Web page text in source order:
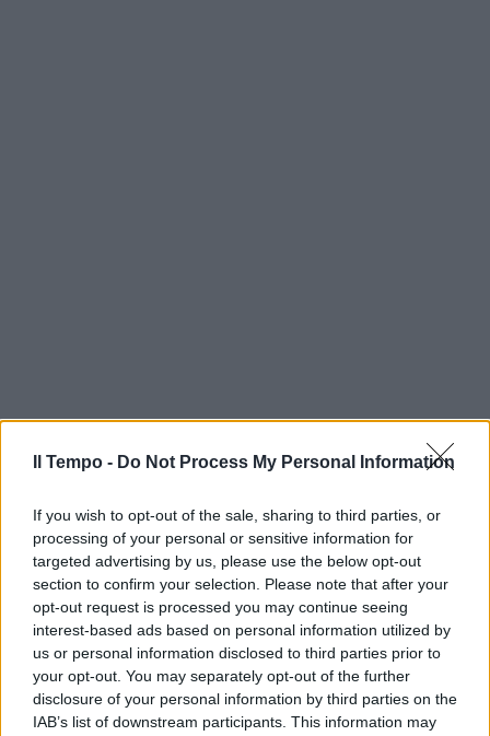
Il Tempo - Do Not Process My Personal Information
If you wish to opt-out of the sale, sharing to third parties, or
processing of your personal or sensitive information for
targeted advertising by us, please use the below opt-out
section to confirm your selection. Please note that after your
opt-out request is processed you may continue seeing
interest-based ads based on personal information utilized by
us or personal information disclosed to third parties prior to
your opt-out. You may separately opt-out of the further
disclosure of your personal information by third parties on the
IAB’s list of downstream participants. This information may